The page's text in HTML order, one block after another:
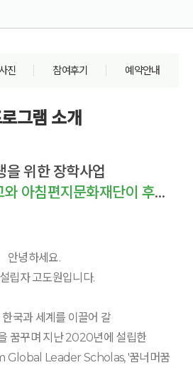
진 참여후기 예약안내
그램 소개
을 위한 장학사업
지문화재단이 후원하는 장학사업
안녕하세요.
립자 고도원입니다.
한국과 세계를 이끌어 갈
꿈꾸며 지난 2020년에 설립한
Leader Scholas, '꿈너머꿈